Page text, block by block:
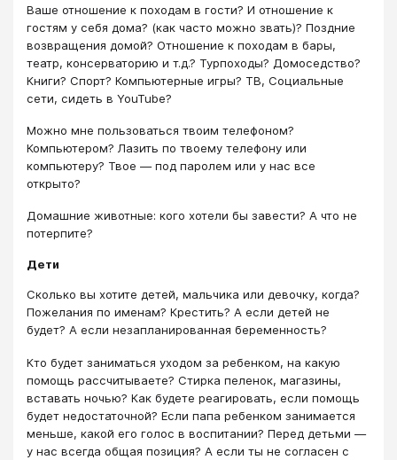
Ваше отношение к походам в гости? И отношение к
гостям у себя дома? (как часто можно звать)? Поздние
возвращения домой? Отношение к походам в бары,
театр, консерваторию и т.д.? Турпоходы? Домоседство?
Книги? Спорт? Компьютерные игры? ТВ, Социальные
сети, сидеть в YouTube?
Можно мне пользоваться твоим телефоном?
Компьютером? Лазить по твоему телефону или
компьютеру? Твое — под паролем или у нас все
открыто?
Домашние животные: кого хотели бы завести? А что не
потерпите?
Дети
Сколько вы хотите детей, мальчика или девочку, когда?
Пожелания по именам? Крестить? А если детей не
будет? А если незапланированная беременность?
Кто будет заниматься уходом за ребенком, на какую
помощь рассчитываете? Стирка пеленок, магазины,
вставать ночью? Как будете реагировать, если помощь
будет недостаточной? Если папа ребенком занимается
меньше, какой его голос в воспитании? Перед детьми —
у нас всегда общая позиция? А если ты не согласен с